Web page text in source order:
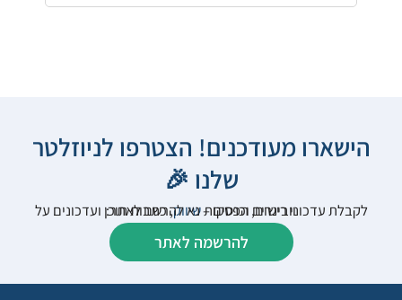
הישארו מעודכנים! הצטרפו לניוזלטר
שלנו 🎉
לקבלת עדכוני רישום, הפסקותשיווק
, כתבות תוכן ועדכונים על וובינרים וכנסים – נא להרשם לאתר:
להרשמה לאתר